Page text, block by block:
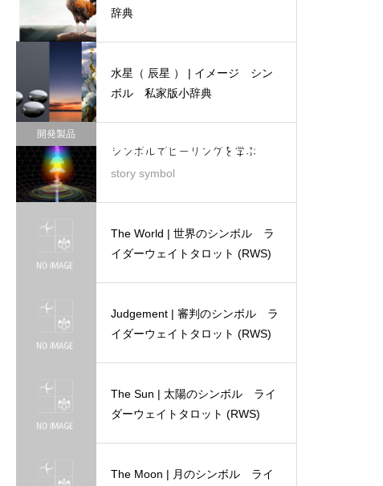
牛（雄牛・雌牛・子牛） | イ
メージ シンボル 私家版小辞
典
辞典
水星（ 辰星 ） | イメージ シン
ボル 私家版小辞典
開発製品
シンボルでヒーリングを学ぶ
story symbol
The World | 世界のシンボル ラ
イダーウェイトタロット (RWS)
Judgement | 審判のシンボル ラ
イダーウェイトタロット (RWS)
The Sun | 太陽のシンボル ライ
ダーウェイトタロット (RWS)
The Moon | 月のシンボル ライ